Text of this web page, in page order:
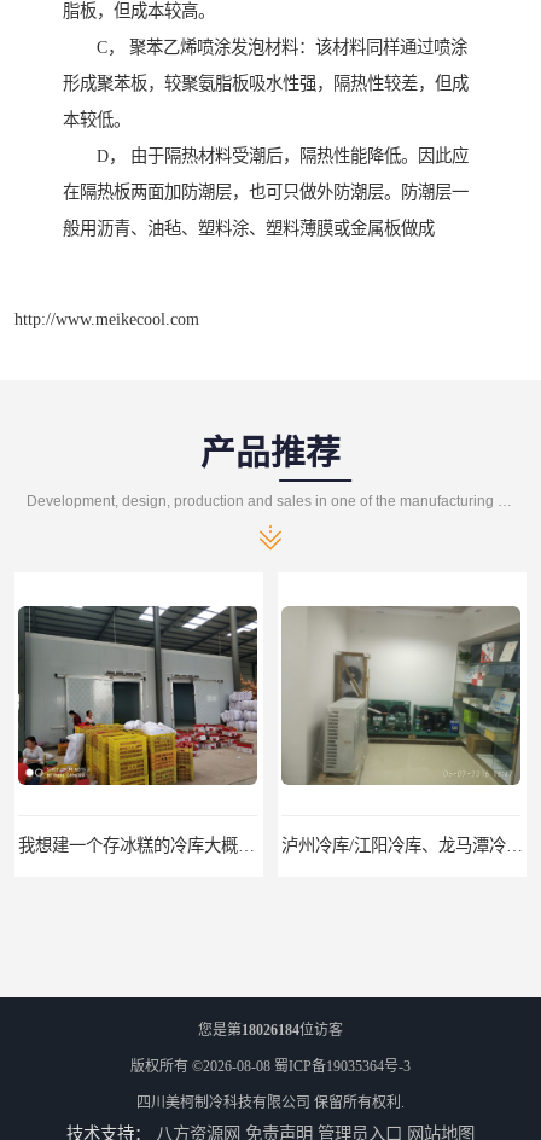
脂板，但成本较高。
C， 聚苯乙烯喷涂发泡材料：该材料同样通过喷涂
形成聚苯板，较聚氨脂板吸水性强，隔热性较差，但成
本较低。
D， 由于隔热材料受潮后，隔热性能降低。因此应
在隔热板两面加防潮层，也可只做外防潮层。防潮层一
般用沥青、油毡、塑料涂、塑料薄膜或金属板做成
http://www.meikecool.com
产品推荐
您是第18026184位访客
版权所有 ©2026-08-08 蜀ICP备19035364号-3
四川美柯制冷科技有限公司 保留所有权利.
技术支持： 八方资源网 免责声明 管理员入口 网站地图